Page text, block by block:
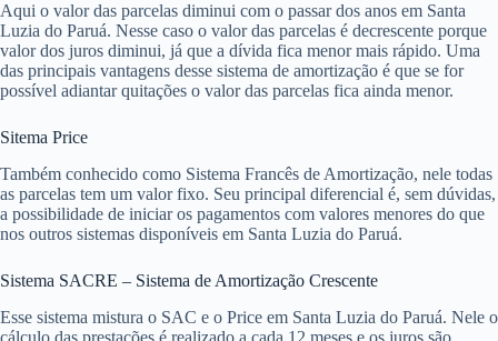
Aqui o valor das parcelas diminui com o passar dos anos em Santa
Luzia do Paruá. Nesse caso o valor das parcelas é decrescente porque
valor dos juros diminui, já que a dívida fica menor mais rápido. Uma
das principais vantagens desse sistema de amortização é que se for
possível adiantar quitações o valor das parcelas fica ainda menor.
Sitema Price
Também conhecido como Sistema Francês de Amortização, nele todas
as parcelas tem um valor fixo. Seu principal diferencial é, sem dúvidas,
a possibilidade de iniciar os pagamentos com valores menores do que
nos outros sistemas disponíveis em Santa Luzia do Paruá.
Sistema SACRE – Sistema de Amortização Crescente
Esse sistema mistura o SAC e o Price em Santa Luzia do Paruá. Nele o
cálculo das prestações é realizado a cada 12 meses e os juros são